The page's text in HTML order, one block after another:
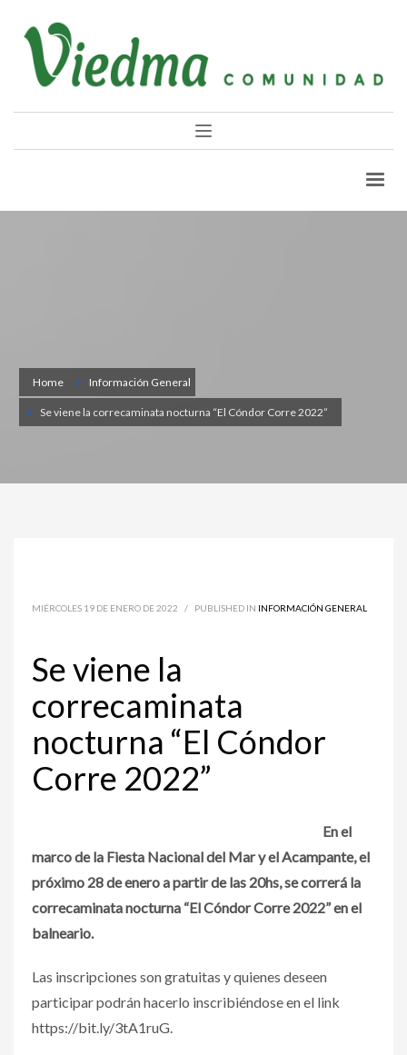
Home Información General
Se viene la correcaminata nocturna “El Cóndor Corre 2022”
MIÉRCOLES 19 DE ENERO DE 2022 / PUBLISHED IN INFORMACIÓN GENERAL
Se viene la
correcaminata
nocturna “El Cóndor
Corre 2022”
En el
marco de la Fiesta Nacional del Mar y el Acampante, el
próximo 28 de enero a partir de las 20hs, se correrá la
correcaminata nocturna “El Cóndor Corre 2022” en el
balneario.
Las inscripciones son gratuitas y quienes deseen
participar podrán hacerlo inscribiéndose en el link
https://bit.ly/3tA1ruG.